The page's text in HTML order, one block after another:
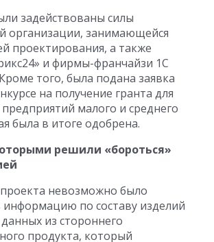
задействованы силы
организации, занимающейся
проектирования, а также
и фирмы-франчайзи 1С
того, была подана заявка
на получение гранта для
малого и среднего
была в итоге одобрена.
решили «бороться»
невозможно было
информацию по составу изделий
из стороннего
продукта, который